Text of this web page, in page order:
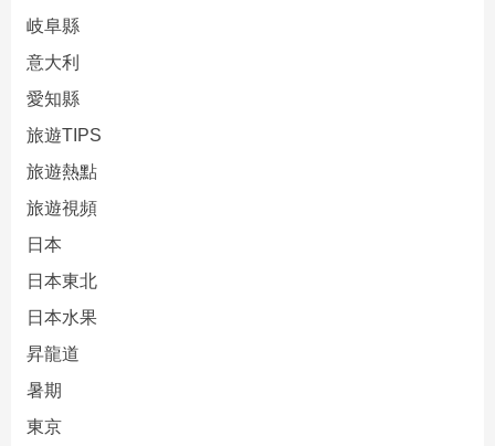
岐阜縣
意大利
愛知縣
旅遊TIPS
旅遊熱點
旅遊視頻
日本
日本東北
日本水果
昇龍道
暑期
東京